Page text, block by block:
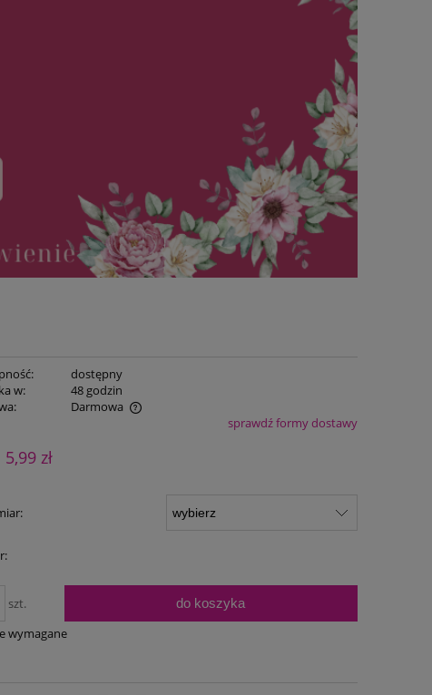
dostępny
w:
48 godzin
Darmowa
sprawdź formy dostawy
5,99 zł
szt. do koszyka
wymagane